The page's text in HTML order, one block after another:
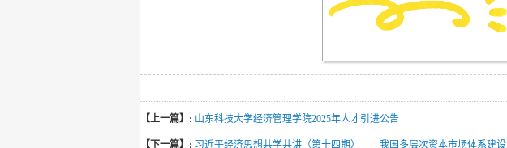
【上一篇】: 山东科技大学经济管理学院2025年人才引进公告
【下一篇】: 习近平经济思想共学共讲（第十四期）——我国多层次资本市场体系建设